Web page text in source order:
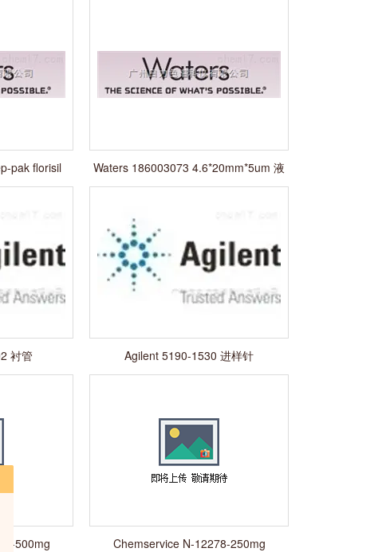
pak florisil
Waters 186003073 4.6*20mm*5um 液
相
衬管 Agilent 5190-1530 进样针
500mg
Chemservice N-12278-250mg